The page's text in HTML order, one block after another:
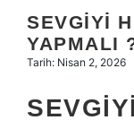
Hakkımızda
SEVGIYI
YAPMALI
Tarih: Nisan 2, 2026